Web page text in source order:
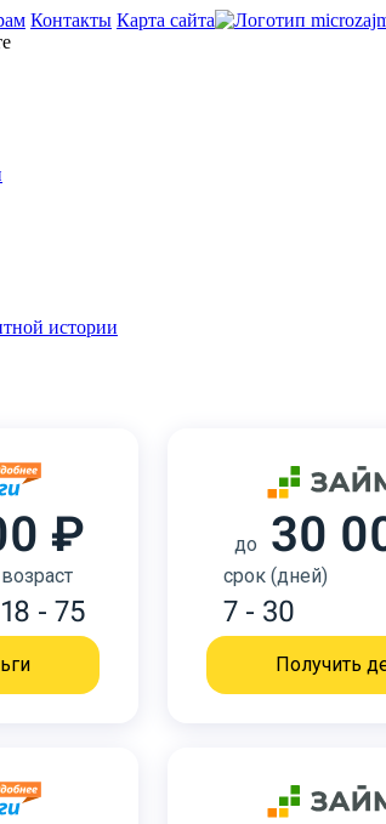
Контакты Карта сайта
истории
₽
возраст
18 - 75
до 30
срок (дней)
7 - 30
Получить